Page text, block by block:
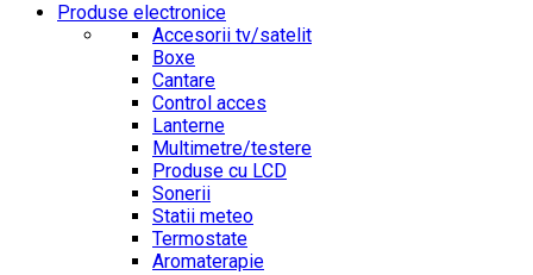
Produse electronice
Accesorii tv/satelit
Boxe
Cantare
Control acces
Lanterne
Multimetre/testere
Produse cu LCD
Sonerii
Statii meteo
Termostate
Aromaterapie